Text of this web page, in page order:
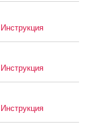
Инструкция
Инструкция
Инструкция